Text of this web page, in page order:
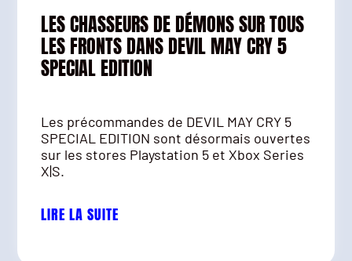
LES CHASSEURS DE DÉMONS SUR TOUS
LES FRONTS DANS DEVIL MAY CRY 5
SPECIAL EDITION
Les précommandes de DEVIL MAY CRY 5
SPECIAL EDITION sont désormais ouvertes
sur les stores Playstation 5 et Xbox Series
X|S.
LIRE LA SUITE